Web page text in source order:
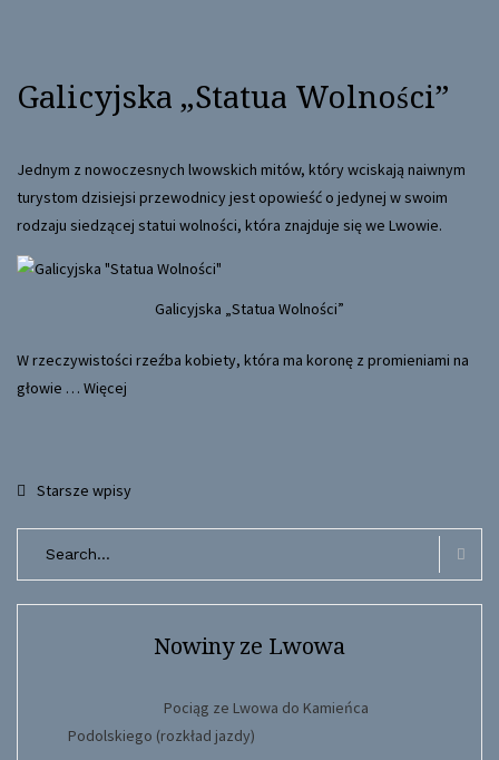
Galicyjska „Statua Wolności”
Jednym z nowoczesnych lwowskich mitów, który wciskają naiwnym
turystom dzisiejsi przewodnicy jest opowieść o jedynej w swoim
rodzaju siedzącej statui wolności, która znajduje się we Lwowie.
Galicyjska „Statua Wolności”
W rzeczywistości rzeźba kobiety, która ma koronę z promieniami na
głowie … Więcej
Nawigacja
po
wpisach
Starsze wpisy
Search
Nowiny ze Lwowa
Pociąg ze Lwowa do Kamieńca
Podolskiego (rozkład jazdy)